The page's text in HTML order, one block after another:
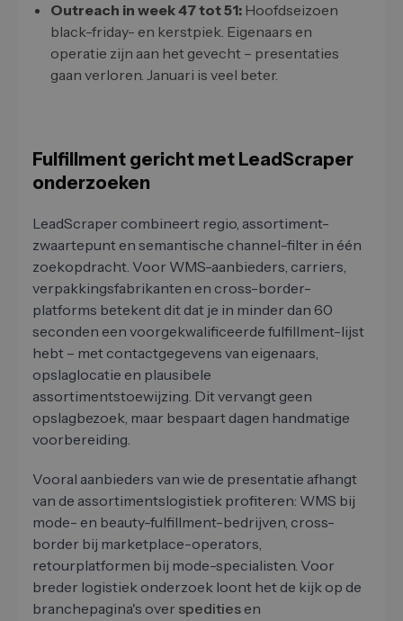
Outreach in week 47 tot 51: Hoofdseizoen
black-friday- en kerstpiek. Eigenaars en
operatie zijn aan het gevecht – presentaties
gaan verloren. Januari is veel beter.
Fulfillment gericht met LeadScraper
onderzoeken
LeadScraper combineert regio, assortiment-
zwaartepunt en semantische channel-filter in één
zoekopdracht. Voor WMS-aanbieders, carriers,
verpakkingsfabrikanten en cross-border-
platforms betekent dit dat je in minder dan 60
seconden een voorgekwalificeerde fulfillment-lijst
hebt – met contactgegevens van eigenaars,
opslaglocatie en plausibele
assortimentstoewijzing. Dit vervangt geen
opslagbezoek, maar bespaart dagen handmatige
voorbereiding.
Vooral aanbieders van wie de presentatie afhangt
van de assortimentslogistiek profiteren: WMS bij
mode- en beauty-fulfillment-bedrijven, cross-
border bij marketplace-operators,
retourplatformen bij mode-specialisten. Voor
breder logistiek onderzoek loont het de kijk op de
branchepagina's over spedities en